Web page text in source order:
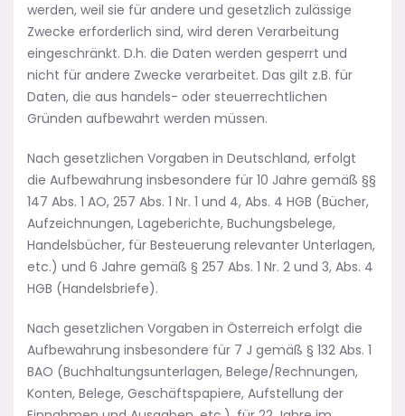
werden, weil sie für andere und gesetzlich zulässige
Zwecke erforderlich sind, wird deren Verarbeitung
eingeschränkt. D.h. die Daten werden gesperrt und
nicht für andere Zwecke verarbeitet. Das gilt z.B. für
Daten, die aus handels- oder steuerrechtlichen
Gründen aufbewahrt werden müssen.
Nach gesetzlichen Vorgaben in Deutschland, erfolgt
die Aufbewahrung insbesondere für 10 Jahre gemäß §§
147 Abs. 1 AO, 257 Abs. 1 Nr. 1 und 4, Abs. 4 HGB (Bücher,
Aufzeichnungen, Lageberichte, Buchungsbelege,
Handelsbücher, für Besteuerung relevanter Unterlagen,
etc.) und 6 Jahre gemäß § 257 Abs. 1 Nr. 2 und 3, Abs. 4
HGB (Handelsbriefe).
Nach gesetzlichen Vorgaben in Österreich erfolgt die
Aufbewahrung insbesondere für 7 J gemäß § 132 Abs. 1
BAO (Buchhaltungsunterlagen, Belege/Rechnungen,
Konten, Belege, Geschäftspapiere, Aufstellung der